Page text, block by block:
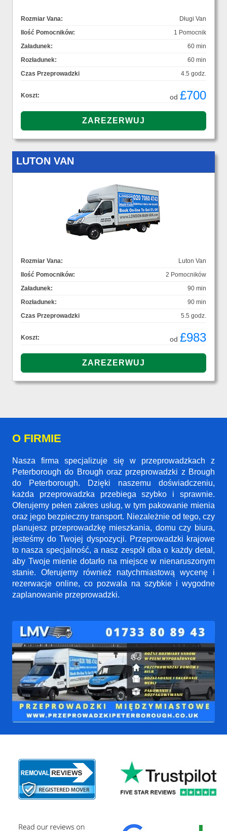
Rozmiar Vana:
Długi Van
Ilość Pomocników:
1 Pomocnik
Załadunek:
60 min
Rozładunek:
60 min
Czas Przeprowadzki
4.5 godz.
Koszt: od £700
LUTON VAN
Rozmiar Vana:
Luton Van
Ilość Pomocników:
2 Pomocników
Załadunek:
90 min
Rozładunek:
90 min
Czas Przeprowadzki
5.5 godz.
Koszt: od £983
O FIRMIE
Nasza firma specjalizuje się w przeprowadzkach z
Peterborough do Brough oraz przeprowadzki z Brough
do Peterborough. Dzięki naszemu doświadczeniu,
każda przeprowadzka przebiega szybko i sprawnie.
Oferujemy pełen zakres usług, w tym pakowanie mienia
oraz jego bezpieczny transport. Niezależnie od tego, czy
planujesz przeprowadzkę mieszkania, domu czy biura,
jesteśmy do Twojej dyspozycji. Przeprowadzki krajowe
to nasza specjalność, a nasz zespół dba o każdy detal,
aby Twoje mienie dotarło na miejsce w nienaruszonym
stanie. Oferujemy również natychmiastową wycenę i
rezerwacje online, co pozwala na szybkie i wygodne
zaplanowanie przeprowadzki.